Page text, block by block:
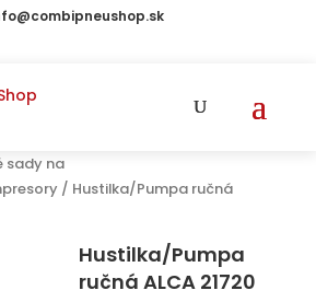
sady na
/ Hustilka/Pumpa ručná
Hustilka/Pumpa
ručná ALCA 21720